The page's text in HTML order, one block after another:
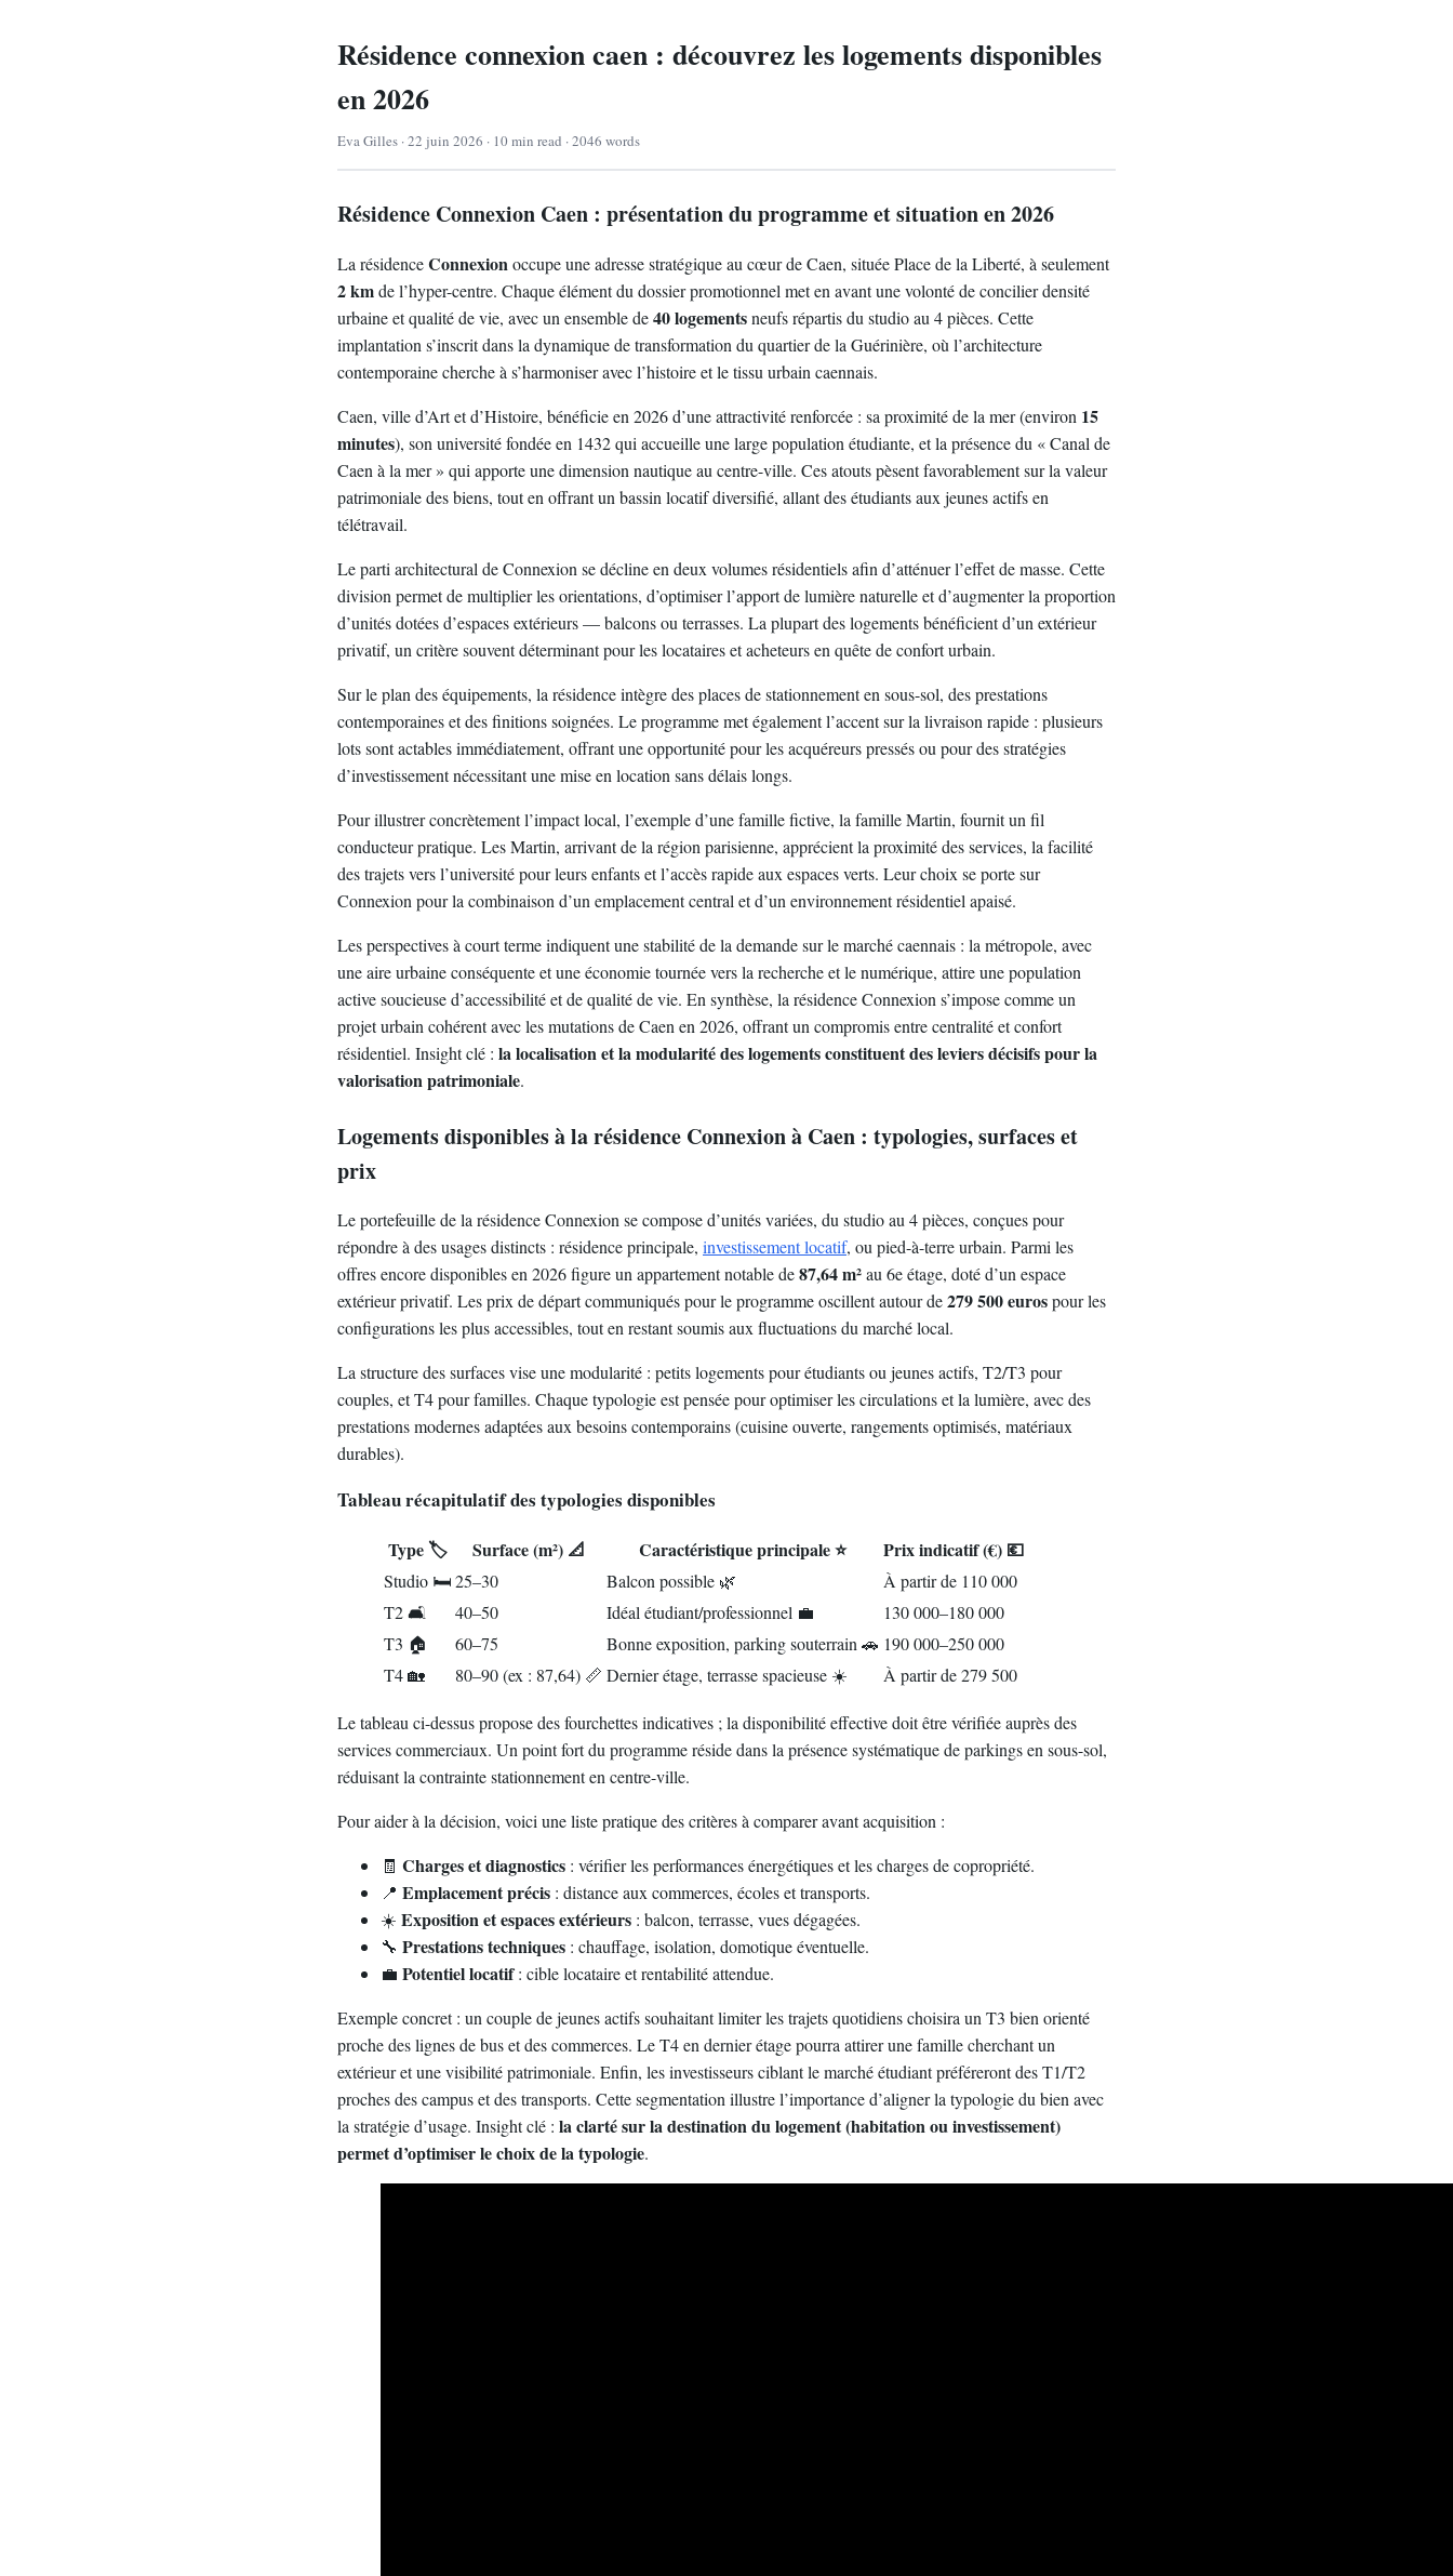
Résidence connexion caen : découvrez les logements disponibles
en 2026
Eva Gilles · 22 juin 2026 · 10 min read · 2046 words
Résidence Connexion Caen : présentation du programme et situation en 2026
La résidenceConnexion occupe une adresse stratégique au cœur de Caen, située Place de la Liberté, à seulement
2 kmde l’hyper-centre. Chaque élément du dossier promotionnel met en avant une volonté de concilier densité
urbaine et qualité de vie, avec un ensemble de40 logementsneufs répartis du studio au 4 pièces. Cette
implantation s’inscrit dans la dynamique de transformation du quartier de la Guérinière, où l’architecture
contemporaine cherche à s’harmoniser avec l’histoire et le tissu urbain caennais.
Caen, ville d’Art et d’Histoire, bénéficie en 2026 d’une attractivité renforcée : sa proximité de la mer (environ 15
minutes), son université fondée en 1432 qui accueille une large population étudiante, et la présence du « Canal de
Caen à la mer » qui apporte une dimension nautique au centre-ville. Ces atouts pèsent favorablement sur la valeur
patrimoniale des biens, tout en offrant un bassin locatif diversifié, allant des étudiants aux jeunes actifs en
télétravail.
Le parti architectural de Connexion se décline en deux volumes résidentiels afin d’atténuer l’effet de masse. Cette
division permet de multiplier les orientations, d’optimiser l’apport de lumière naturelle et d’augmenter la proportion
d’unités dotées d’espaces extérieurs — balcons ou terrasses. La plupart des logements bénéficient d’un extérieur
privatif, un critère souvent déterminant pour les locataires et acheteurs en quête de confort urbain.
Sur le plan des équipements, la résidence intègre des places de stationnement en sous-sol, des prestations
contemporaines et des finitions soignées. Le programme met également l’accent sur la livraison rapide : plusieurs
lots sont actables immédiatement, offrant une opportunité pour les acquéreurs pressés ou pour des stratégies
d’investissement nécessitant une mise en location sans délais longs.
Pour illustrer concrètement l’impact local, l’exemple d’une famille fictive, la famille Martin, fournit un fil
conducteur pratique. Les Martin, arrivant de la région parisienne, apprécient la proximité des services, la facilité
des trajets vers l’université pour leurs enfants et l’accès rapide aux espaces verts. Leur choix se porte sur
Connexion pour la combinaison d’un emplacement central et d’un environnement résidentiel apaisé.
Les perspectives à court terme indiquent une stabilité de la demande sur le marché caennais : la métropole, avec
une aire urbaine conséquente et une économie tournée vers la recherche et le numérique, attire une population
active soucieuse d’accessibilité et de qualité de vie. En synthèse, la résidence Connexion s’impose comme un
projet urbain cohérent avec les mutations de Caen en 2026, offrant un compromis entre centralité et confort
résidentiel. Insight clé : la localisation et la modularité des logements constituent des leviers décisifs pour la
valorisation patrimoniale.
Logements disponibles à la résidence Connexion à Caen : typologies, surfaces et
prix
Le portefeuille de la résidence Connexion se compose d’unités variées, du studio au 4 pièces, conçues pour
répondre à des usages distincts : résidence principale, investissement locatif, ou pied-à-terre urbain. Parmi les
offres encore disponibles en 2026 figure un appartement notable de87,64 m²au 6e étage, doté d’un espace
extérieur privatif. Les prix de départ communiqués pour le programme oscillent autour de279 500 eurospour les
configurations les plus accessibles, tout en restant soumis aux fluctuations du marché local.
La structure des surfaces vise une modularité : petits logements pour étudiants ou jeunes actifs, T2/T3 pour
couples, et T4 pour familles. Chaque typologie est pensée pour optimiser les circulations et la lumière, avec des
prestations modernes adaptées aux besoins contemporains (cuisine ouverte, rangements optimisés, matériaux
durables).
Tableau récapitulatif des typologies disponibles
Type 🏷️ Surface (m²) 📐 Caractéristique principale ⭐ Prix indicatif (€) 💶
Studio 🛏️25–30 Balcon possible 🌿
À partir de 110 000
T2 🛋️
40–50 Idéal étudiant/professionnel 💼
130 000–180 000
T3 🏠
60–75 Bonne exposition, parking souterrain 🚗 190 000–250 000
T4 🏡
80–90 (ex : 87,64) 📏 Dernier étage, terrasse spacieuse ☀️ À partir de 279 500
Le tableau ci-dessus propose des fourchettes indicatives ; la disponibilité effective doit être vérifiée auprès des
services commerciaux. Un point fort du programme réside dans la présence systématique de parkings en sous-sol,
réduisant la contrainte stationnement en centre-ville.
Pour aider à la décision, voici une liste pratique des critères à comparer avant acquisition :
🧾 Charges et diagnostics : vérifier les performances énergétiques et les charges de copropriété.
📍 Emplacement précis : distance aux commerces, écoles et transports.
☀️ Exposition et espaces extérieurs : balcon, terrasse, vues dégagées.
🔧 Prestations techniques : chauffage, isolation, domotique éventuelle.
💼 Potentiel locatif: cible locataire et rentabilité attendue.
Exemple concret : un couple de jeunes actifs souhaitant limiter les trajets quotidiens choisira un T3 bien orienté
proche des lignes de bus et des commerces. Le T4 en dernier étage pourra attirer une famille cherchant un
extérieur et une visibilité patrimoniale. Enfin, les investisseurs ciblant le marché étudiant préféreront des T1/T2
proches des campus et des transports. Cette segmentation illustre l’importance d’aligner la typologie du bien avec
la stratégie d’usage. Insight clé : la clarté sur la destination du logement (habitation ou investissement)
permet d’optimiser le choix de la typologie.